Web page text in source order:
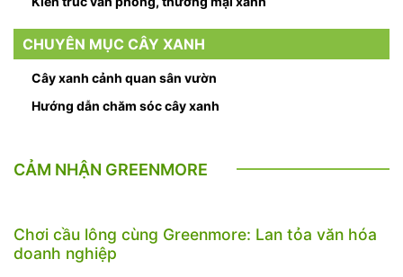
CHUYÊN MỤC CÂY XANH
Cây xanh cảnh quan sân vườn
Hướng dẫn chăm sóc cây xanh
CẢM NHẬN GREENMORE
Chơi cầu lông cùng Greenmore: Lan tỏa văn hóa
doanh nghiệp